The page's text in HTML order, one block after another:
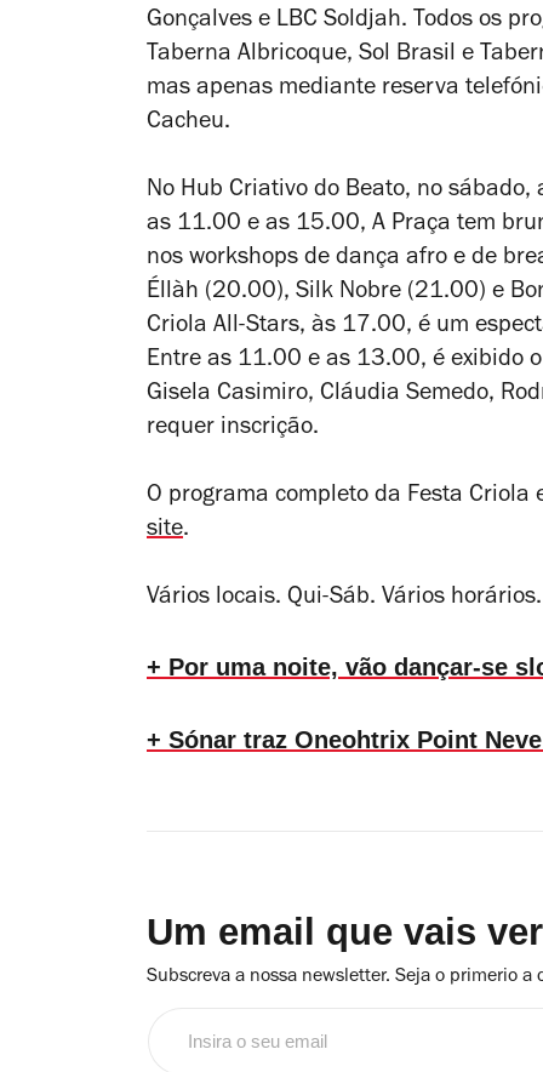
Gonçalves e LBC Soldjah. Todos os
Taberna Albricoque, Sol Brasil e
mas apenas mediante reserva
Cacheu.
No Hub Criativo do Beato, no
as 11.00 e as 15.00, A Praça tem
nos workshops de dança afro e de
Éllàh (20.00), Silk Nobre (21.00) e
Criola All-Stars, às 17.00, é um
Entre as 11.00 e as 13.00, é exibido
Gisela Casimiro, Cláudia Semedo,
requer inscrição.
O programa completo da Festa
site.
Vários locais. Qui-Sáb. Vários
+ Por uma noite, vão dançar-se
+ Sónar traz Oneohtrix Point
Um email que vais
Subscreva a nossa newsletter. Seja o primerio